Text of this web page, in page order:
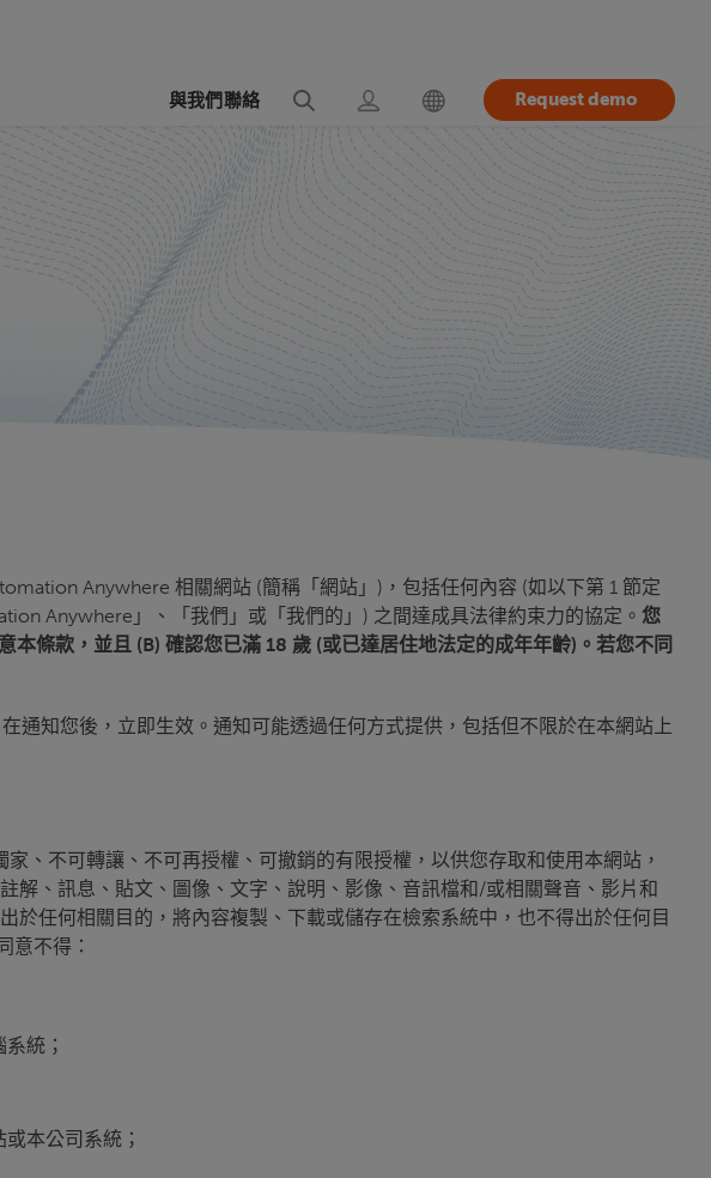
與我們聯絡 Request demo
Anywhere 相關網站 (簡稱「網站」)，包括任何內容 (如以下第 1 節定
Anywhere」、「我們」或「我們的」) 之間達成具法律約束力的協定。 您
條款，並且 (B) 確認您已滿 18 歲 (或已達居住地法定的成年年齡)。若您不同
通知您後，立即生效。通知可能透過任何方式提供，包括但不限於在本網站上
、不可轉讓、不可再授權、可撤銷的有限授權，以供您存取和使用本網站，
解、訊息、貼文、圖像、文字、說明、影像、音訊檔和/或相關聲音、影片和
任何相關目的，將內容複製、下載或儲存在檢索系統中，也不得出於任何目
意不得：
統；
本公司系統；